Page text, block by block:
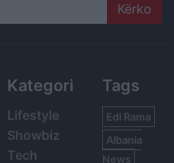
Kategori
Lifestyle
Showbiz
Tech
Tags
Edi Rama
Albania
News